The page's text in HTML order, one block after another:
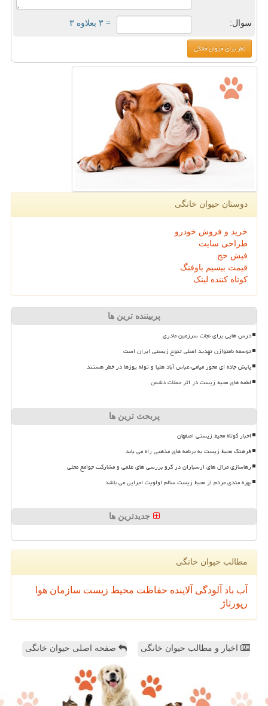
سوال: = ۳ بعلاوه ۳
دوستان حیوان خانگی
خرید و فروش خودرو
طراحی سایت
فیش حج
قیمت بیسیم باوفنگ
کوتاه کننده لینک
پربیننده ترین ها
درس هایی برای نجات سرزمین مادری
توسعه نامتوازن تهدید اصلی تنوع زیستی ایران است
پایش جاده ای محور میامی-عباس آباد هلیا و توله یوزها در خطر هستند
لطمه های محیط زیست در اثر حملات دشمن
پربحث ترین ها
اخبار کوتاه محیط زیستی اصفهان
فرهنگ محیط زیست به برنامه های مذهبی راه می یابد
رهاسازی مرال های ارسباران در گرو بررسی های علمی و مشارکت جوامع محلی
بهره مندی مردم از محیط زیست سالم اولویت اجرایی می باشد
جدیدترین ها
مطالب حیوان خانگی
آب باد آلودگی آلاینده حفاظت محیط زیست سازمان هوا
رپورتاژ
اخبار و مطالب حیوان خانگی صفحه اصلی حیوان خانگی